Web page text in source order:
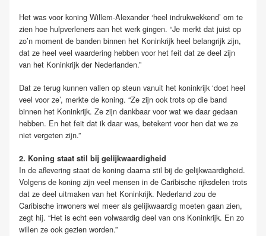
Het was voor koning Willem-Alexander ‘heel indrukwekkend’ om te
zien hoe hulpverleners aan het werk gingen. “Je merkt dat juist op
zo’n moment de banden binnen het Koninkrijk heel belangrijk zijn,
dat ze heel veel waardering hebben voor het feit dat ze deel zijn
van het Koninkrijk der Nederlanden.”
Dat ze terug kunnen vallen op steun vanuit het koninkrijk ‘doet heel
veel voor ze’, merkte de koning. “Ze zijn ook trots op die band
binnen het Koninkrijk. Ze zijn dankbaar voor wat we daar gedaan
hebben. En het feit dat ik daar was, betekent voor hen dat we ze
niet vergeten zijn.”
2. Koning staat stil bij gelijkwaardigheid
In de aflevering staat de koning daarna stil bij de gelijkwaardigheid.
Volgens de koning zijn veel mensen in de Caribische rijksdelen trots
dat ze deel uitmaken van het Koninkrijk. Nederland zou de
Caribische inwoners wel meer als gelijkwaardig moeten gaan zien,
zegt hij. “Het is echt een volwaardig deel van ons Koninkrijk. En zo
willen ze ook gezien worden.”